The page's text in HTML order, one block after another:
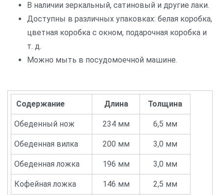
В наличии зеркальный, сатиновый и другие лаки.
Доступны в различных упаковках: белая коробка,
цветная коробка с окном, подарочная коробка и
т. д.
Можно мыть в посудомоечной машине.
Содержание Длина Толщина
Обеденный нож 234 мм 6,5 мм
Обеденная вилка 200 мм 3,0 мм
Обеденная ложка 196 мм 3,0 мм
Кофейная ложка 146 мм 2,5 мм